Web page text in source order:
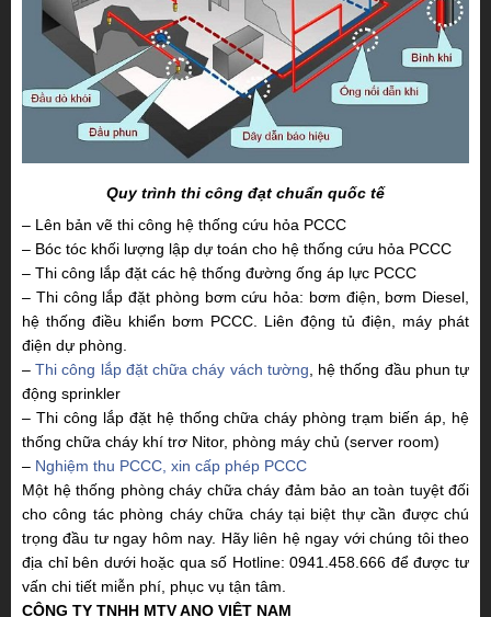
Quy trình thi công đạt chuẩn quốc tế
– Lên bản vẽ thi công hệ thống cứu hỏa PCCC
– Bóc tóc khối lượng lập dự toán cho hệ thống cứu hỏa PCCC
– Thi công lắp đặt các hệ thống đường ống áp lực PCCC
– Thi công lắp đặt phòng bơm cứu hỏa: bơm điện, bơm Diesel,
hệ thống điều khiển bơm PCCC. Liên động tủ điện, máy phát
điện dự phòng.
–Thi công lắp đặt chữa cháy vách tường , hệ thống đầu phun tự
động sprinkler
– Thi công lắp đặt hệ thống chữa cháy phòng trạm biến áp, hệ
thống chữa cháy khí trơ Nitor, phòng máy chủ (server room)
– Nghiệm thu PCCC, xin cấp phép PCCC
Một hệ thống phòng cháy chữa cháy đảm bảo an toàn tuyệt đối
cho công tác phòng cháy chữa cháy tại biệt thự cần được chú
trọng đầu tư ngay hôm nay. Hãy liên hệ ngay với chúng tôi theo
địa chỉ bên dưới hoặc qua số Hotline: 0941.458.666 để được tư
vấn chi tiết miễn phí, phục vụ tận tâm.
CÔNG TY TNHH MTV ANO VIỆT NAM